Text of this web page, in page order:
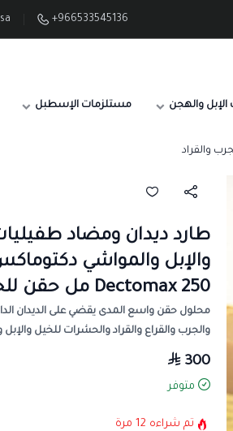
+966533545136
والهجن مستلزمات الإسطبل
طارد ديدان ومضاد
والإبل والمواشي
Dectomax 250 مل حقن للجرب والقراد
محلول حقن واسع المدى يقضي على الديدان
والجرب والقراع والقراد والحشرات للخيل
300
متوفر
تم شراءه 12 مرة